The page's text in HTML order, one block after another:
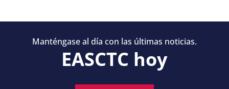
Manténgase al día con las últimas noticias.
EASCTC hoy